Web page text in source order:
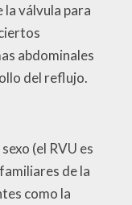
la válvula para
abdominales
del reflujo.
(el RVU es
de la
como la